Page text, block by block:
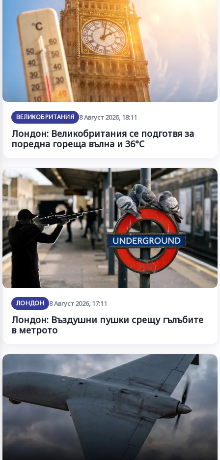
ВЕЛИКОБРИТАНИЯ 8 Август 2026, 18:11
Лондон: Великобритания се подготвя за
поредна гореща вълна и 36°C
ЛОНДОН 8 Август 2026, 17:11
Лондон: Въздушни пушки срещу гълъбите
в метрото